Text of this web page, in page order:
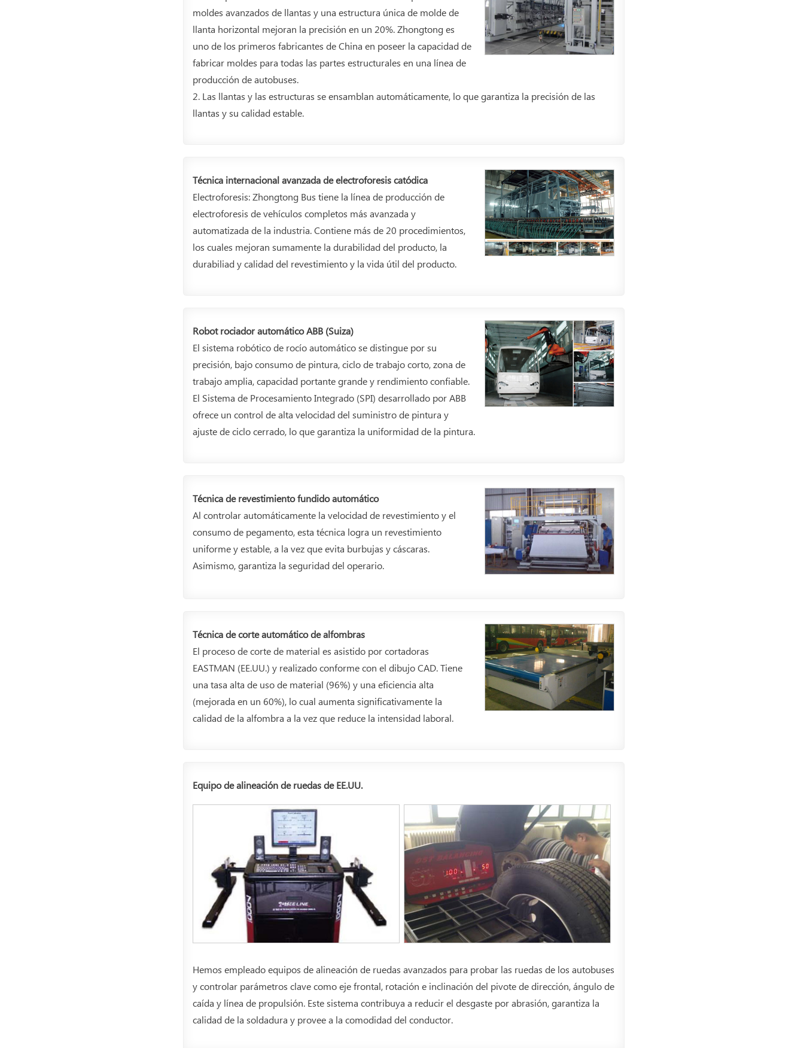
moldes avanzados de llantas y una estructura única de molde de
llanta horizontal mejoran la precisión en un 20%. Zhongtong es
uno de los primeros fabricantes de China en poseer la capacidad de
fabricar moldes para todas las partes estructurales en una línea de
producción de autobuses.
2. Las llantas y las estructuras se ensamblan automáticamente, lo que garantiza la precisión de las
llantas y su calidad estable.
Técnica internacional avanzada de electroforesis catódica
Electroforesis: Zhongtong Bus tiene la línea de producción de
electroforesis de vehículos completos más avanzada y
automatizada de la industria. Contiene más de 20 procedimientos,
los cuales mejoran sumamente la durabilidad del producto, la
durabiliad y calidad del revestimiento y la vida útil del producto.
Robot rociador automático ABB (Suiza)
El sistema robótico de rocío automático se distingue por su
precisión, bajo consumo de pintura, ciclo de trabajo corto, zona de
trabajo amplia, capacidad portante grande y rendimiento confiable.
El Sistema de Procesamiento Integrado (SPI) desarrollado por ABB
ofrece un control de alta velocidad del suministro de pintura y
ajuste de ciclo cerrado, lo que garantiza la uniformidad de la pintura.
Técnica de revestimiento fundido automático
Al controlar automáticamente la velocidad de revestimiento y el
consumo de pegamento, esta técnica logra un revestimiento
uniforme y estable, a la vez que evita burbujas y cáscaras.
Asimismo, garantiza la seguridad del operario.
Técnica de corte automático de alfombras
El proceso de corte de material es asistido por cortadoras
EASTMAN (EE.UU.) y realizado conforme con el dibujo CAD. Tiene
una tasa alta de uso de material (96%) y una eficiencia alta
(mejorada en un 60%), lo cual aumenta significativamente la
calidad de la alfombra a la vez que reduce la intensidad laboral.
Equipo de alineación de ruedas de EE.UU.
Hemos empleado equipos de alineación de ruedas avanzados para probar las ruedas de los autobuses
y controlar parámetros clave como eje frontal, rotación e inclinación del pivote de dirección, ángulo de
caída y línea de propulsión. Este sistema contribuya a reducir el desgaste por abrasión, garantiza la
calidad de la soldadura y provee a la comodidad del conductor.